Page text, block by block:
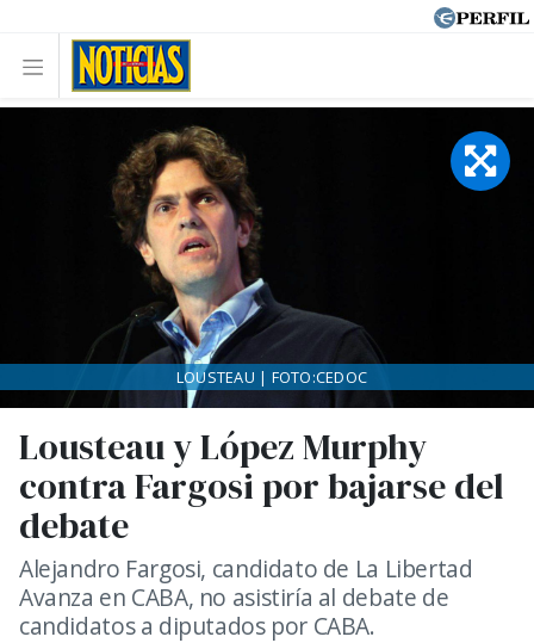
Lousteau y López Murphy
contra Fargosi por bajarse del
debate
Alejandro Fargosi, candidato de La Libertad
Avanza en CABA, no asistiría al debate de
candidatos a diputados por CABA.
LOUSTEAU | FOTO:CEDOC